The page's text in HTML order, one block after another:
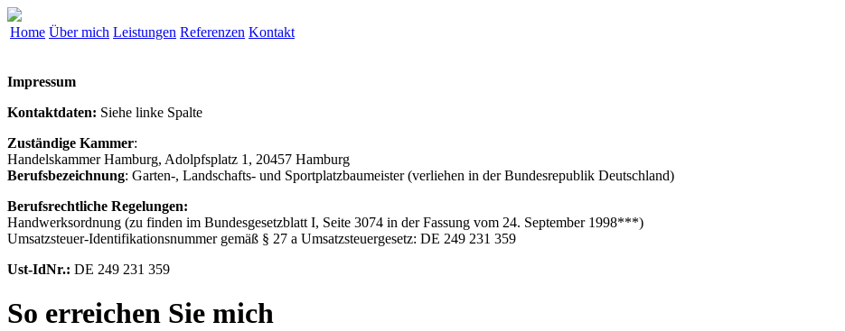
Home Über mich Leistungen Referenzen Kontakt
Impressum
Kontaktdaten: Siehe linke Spalte
Zuständige Kammer:
Handelskammer Hamburg, Adolpfsplatz 1, 20457 Hamburg
Berufsbezeichnung: Garten-, Landschafts- und Sportplatzbaumeister (verliehen in der Bundesrepublik Deutschland)
Berufsrechtliche Regelungen:
Handwerksordnung (zu finden im Bundesgesetzblatt I, Seite 3074 in der Fassung vom 24. September 1998***)
Umsatzsteuer-Identifikationsnummer gemäß § 27 a Umsatzsteuergesetz: DE 249 231 359
Ust-IdNr.: DE 249 231 359
So erreichen Sie mich